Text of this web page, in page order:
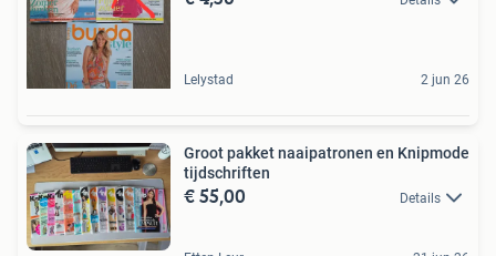
Lelystad 2 jun 26
Groot pakket naaipatronen en Knipmode
tijdschriften
€ 55,00 Details